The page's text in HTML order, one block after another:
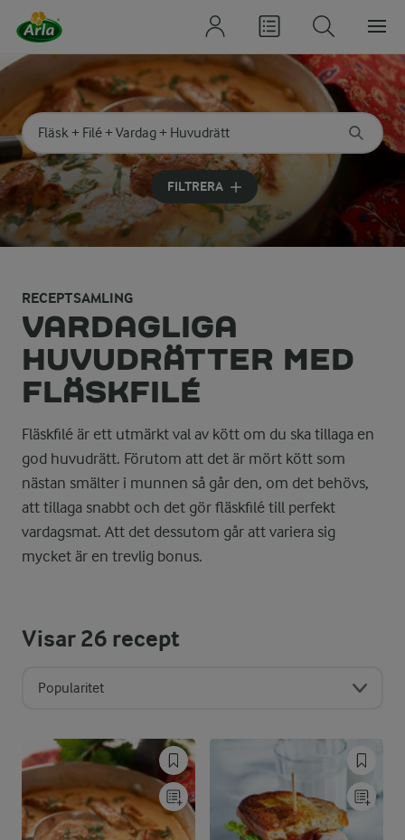
Sök på kategori eller ingrediens
Skriv in sökord för att få förslag
FILTRERA
RECEPTSAMLING
VARDAGLIGA
HUVUDRÄTTER MED
FLÄSKFILÉ
Fläskfilé är ett utmärkt val av kött om du ska tillaga en
god huvudrätt. Förutom att det är mört kött som
nästan smälter i munnen så går den, om det behövs,
att tillaga snabbt och det gör fläskfilé till perfekt
vardagsmat. Att det dessutom går att variera sig
mycket är en trevlig bonus.
Visar26 recept
Popularitet